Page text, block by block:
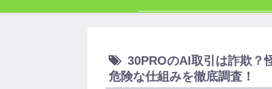
30PROのAI取引は詐欺？
危険な仕組みを徹底調査！